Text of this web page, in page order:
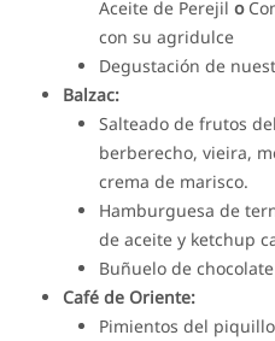
Aceite de Perejilo
con su agridulce
Degustación de
Balzac:
Salteado de frutos
berberecho, vieira,
crema de marisco.
Hamburguesa de
de aceite y ketchup
Buñuelo de
Café de Oriente:
Pimientos del